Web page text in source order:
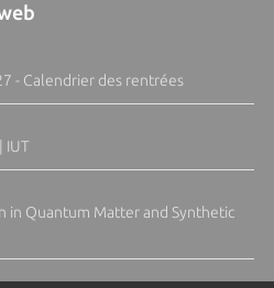
- Calendrier des rentrées
IUT
in Quantum Matter and Synthetic